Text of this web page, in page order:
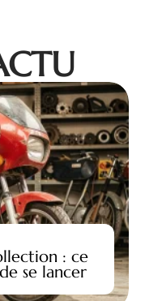
: ce
se lancer